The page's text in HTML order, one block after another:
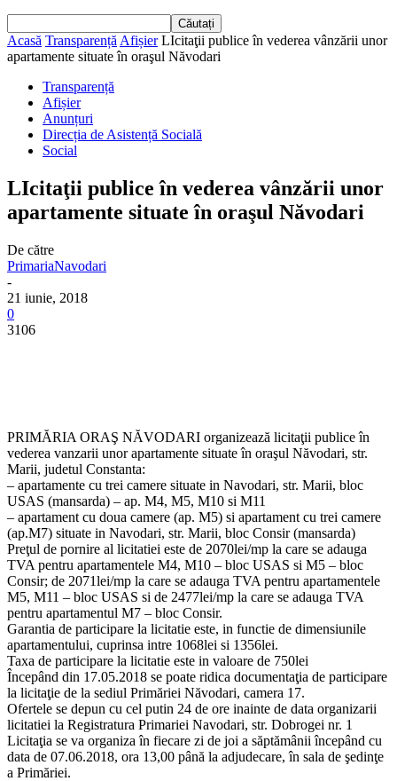
Acasă Transparență Afișier LIcitaţii publice în vederea vânzării unor
apartamente situate în oraşul Năvodari
Transparență
Afișier
Anunțuri
Direcția de Asistență Socială
Social
LIcitaţii publice în vederea vânzării unor
apartamente situate în oraşul Năvodari
De către
PrimariaNavodari
-
21 iunie, 2018
0
3106
PRIMĂRIA ORAŞ NĂVODARI organizează licitaţii publice în
vederea vanzarii unor apartamente situate în oraşul Năvodari, str.
Marii, judetul Constanta:
– apartamente cu trei camere situate in Navodari, str. Marii, bloc
USAS (mansarda) – ap. M4, M5, M10 si M11
– apartament cu doua camere (ap. M5) si apartament cu trei camere
(ap.M7) situate in Navodari, str. Marii, bloc Consir (mansarda)
Preţul de pornire al licitatiei este de 2070lei/mp la care se adauga
TVA pentru apartamentele M4, M10 – bloc USAS si M5 – bloc
Consir; de 2071lei/mp la care se adauga TVA pentru apartamentele
M5, M11 – bloc USAS si de 2477lei/mp la care se adauga TVA
pentru apartamentul M7 – bloc Consir.
Garantia de participare la licitatie este, in functie de dimensiunile
apartamentului, cuprinsa intre 1068lei si 1356lei.
Taxa de participare la licitatie este in valoare de 750lei
Începând din 17.05.2018 se poate ridica documentaţia de participare
la licitaţie de la sediul Primăriei Năvodari, camera 17.
Ofertele se depun cu cel putin 24 de ore inainte de data organizarii
licitatiei la Registratura Primariei Navodari, str. Dobrogei nr. 1
Licitaţia se va organiza în fiecare zi de joi a săptămânii începând cu
data de 07.06.2018, ora 13,00 până la adjudecare, în sala de şedinţe
a Primăriei.